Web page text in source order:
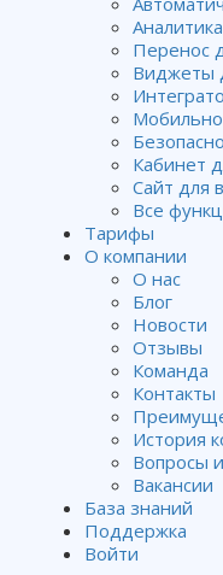
Перенос
Виджеты
Кабинет
Сайт для
Все
Тарифы
О компании
О нас
Блог
Новости
Отзывы
Команда
Контакты
История
Вопросы
Вакансии
База знаний
Поддержка
Войти
Мобильное
Vetmanager
Алена Матвейчук
Опубликован22.03.2022
В AppStore
Ветменеджер для
установить на
все необходимое